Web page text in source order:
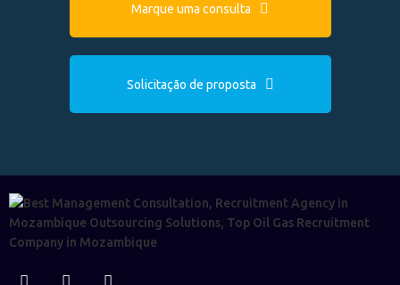
Marque uma consulta
Solicitação de proposta